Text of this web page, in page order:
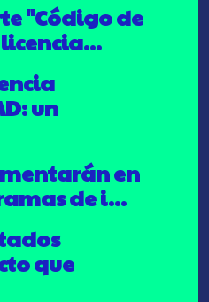
"Código de
un
en
de i...
que